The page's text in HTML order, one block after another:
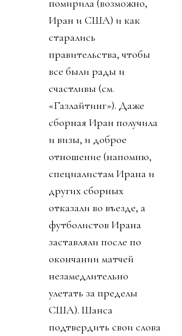
помирила (возможно,
Иран и США) и как
старались
правительства, чтобы
все были рады и
счастливы (см.
«Газлайтинг»). Даже
сборная Иран получила
и визы, и доброе
отношение (напомню,
специалистам Ирана и
других сборных
отказали во въезде, а
футболистов Ирана
заставляли после по
окончании матчей
незамедлительно
улетать за пределы
США). Шанса
подтвердить свои слова